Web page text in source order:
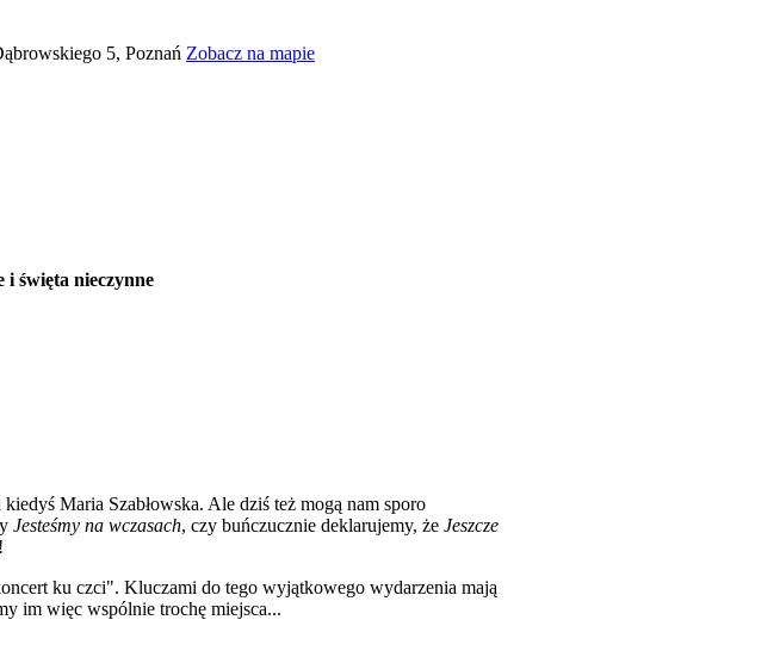
5, Poznań Zobacz na mapie
i święta nieczynne
Maria Szabłowska. Ale dziś też mogą nam sporo
Jesteśmy na wczasach, czy buńczucznie deklarujemy, że Jeszcze
ku czci". Kluczami do tego wyjątkowego wydarzenia mają
im więc wspólnie trochę miejsca...